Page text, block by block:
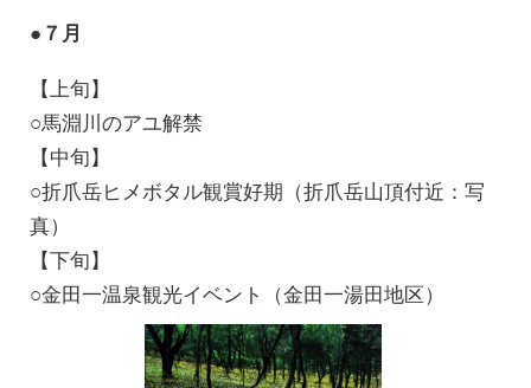
●７月
【上旬】
○馬淵川のアユ解禁
【中旬】
○折爪岳ヒメボタル観賞好期（折爪岳山頂付近：写
真）
【下旬】
○金田一温泉観光イベント（金田一湯田地区）